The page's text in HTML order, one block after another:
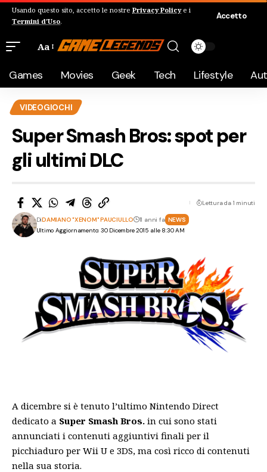
Usando questo sito, accetto le nostre Privacy Policye i
Termini d'Uso.
Accetto
Aa
Games Movies Geek Tech Lifestyle
VIDEOGIOCHI
Super Smash Bros: spot per
gli ultimi DLC
Ultimo Aggiornamento: 30 Dicembre 2015 alle 8:30 AM
DiDAMIANO "XENOM" PAUCIULLO 11 anni fa NEWS
Lettura da 1 minuti
A dicembre si è tenuto l’ultimo Nintendo Direct
dedicato a Super Smash Bros. in cui sono stati
annunciati i contenuti aggiuntivi finali per il
picchiaduro per Wii U e 3DS, ma così ricco di contenuti
nella sua storia.